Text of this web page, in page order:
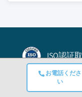
お電話くださ
い
ISO認証